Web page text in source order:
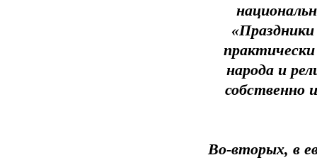
народа и
собственно
Во-вторых, в